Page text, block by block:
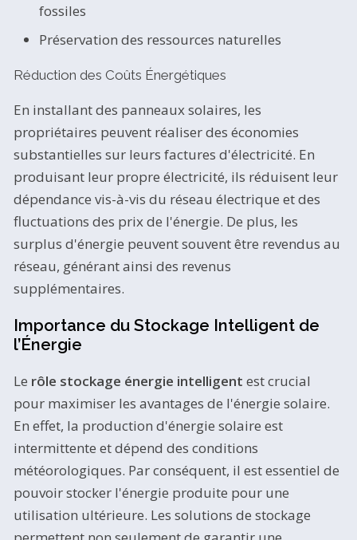
fossiles
Préservation des ressources naturelles
Réduction des Coûts Énergétiques
En installant des panneaux solaires, les
propriétaires peuvent réaliser des économies
substantielles sur leurs factures d'électricité. En
produisant leur propre électricité, ils réduisent leur
dépendance vis-à-vis du réseau électrique et des
fluctuations des prix de l'énergie. De plus, les
surplus d'énergie peuvent souvent être revendus au
réseau, générant ainsi des revenus
supplémentaires.
Importance du Stockage Intelligent de
l’Énergie
Le rôle stockage énergie intelligent est crucial
pour maximiser les avantages de l'énergie solaire.
En effet, la production d'énergie solaire est
intermittente et dépend des conditions
météorologiques. Par conséquent, il est essentiel de
pouvoir stocker l'énergie produite pour une
utilisation ultérieure. Les solutions de stockage